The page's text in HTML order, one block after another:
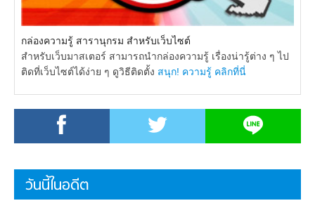
กล่องความรู้ สารานุกรม สำหรับเว็บไซต์
สำหรับเว็บมาสเตอร์ สามารถนำกล่องความรู้ เรื่องน่ารู้ต่าง ๆ ไป
ติดที่เว็บไซต์ได้ง่าย ๆ ดูวิธีติดตั้ง สนุก! ความรู้ คลิกที่นี่
วันนี้ในอดีต